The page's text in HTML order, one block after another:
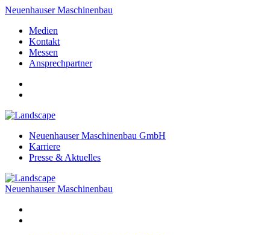
Neuenhauser Maschinenbau
Medien
Kontakt
Messen
Ansprechpartner
Neuenhauser Maschinenbau GmbH
Karriere
Presse & Aktuelles
Neuenhauser Maschinenbau